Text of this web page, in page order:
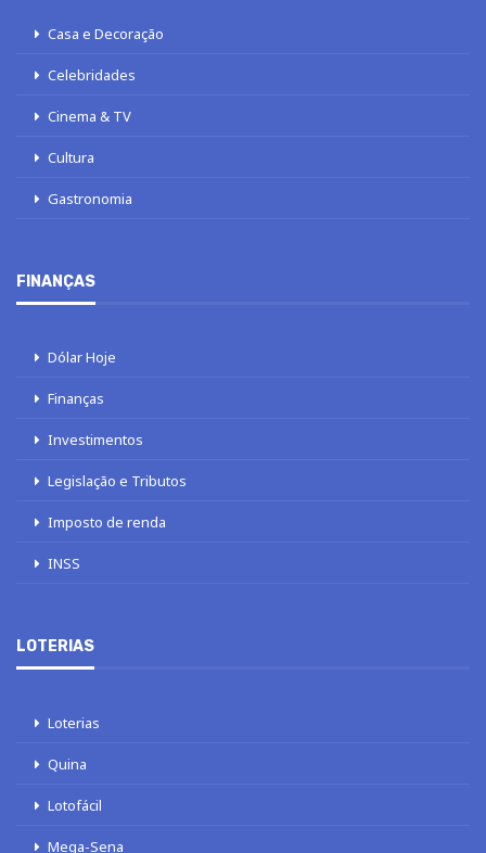
Casa e Decoração
Celebridades
Cinema & TV
Cultura
Gastronomia
FINANÇAS
Dólar Hoje
Finanças
Investimentos
Legislação e Tributos
Imposto de renda
INSS
LOTERIAS
Loterias
Quina
Lotofácil
Mega-Sena